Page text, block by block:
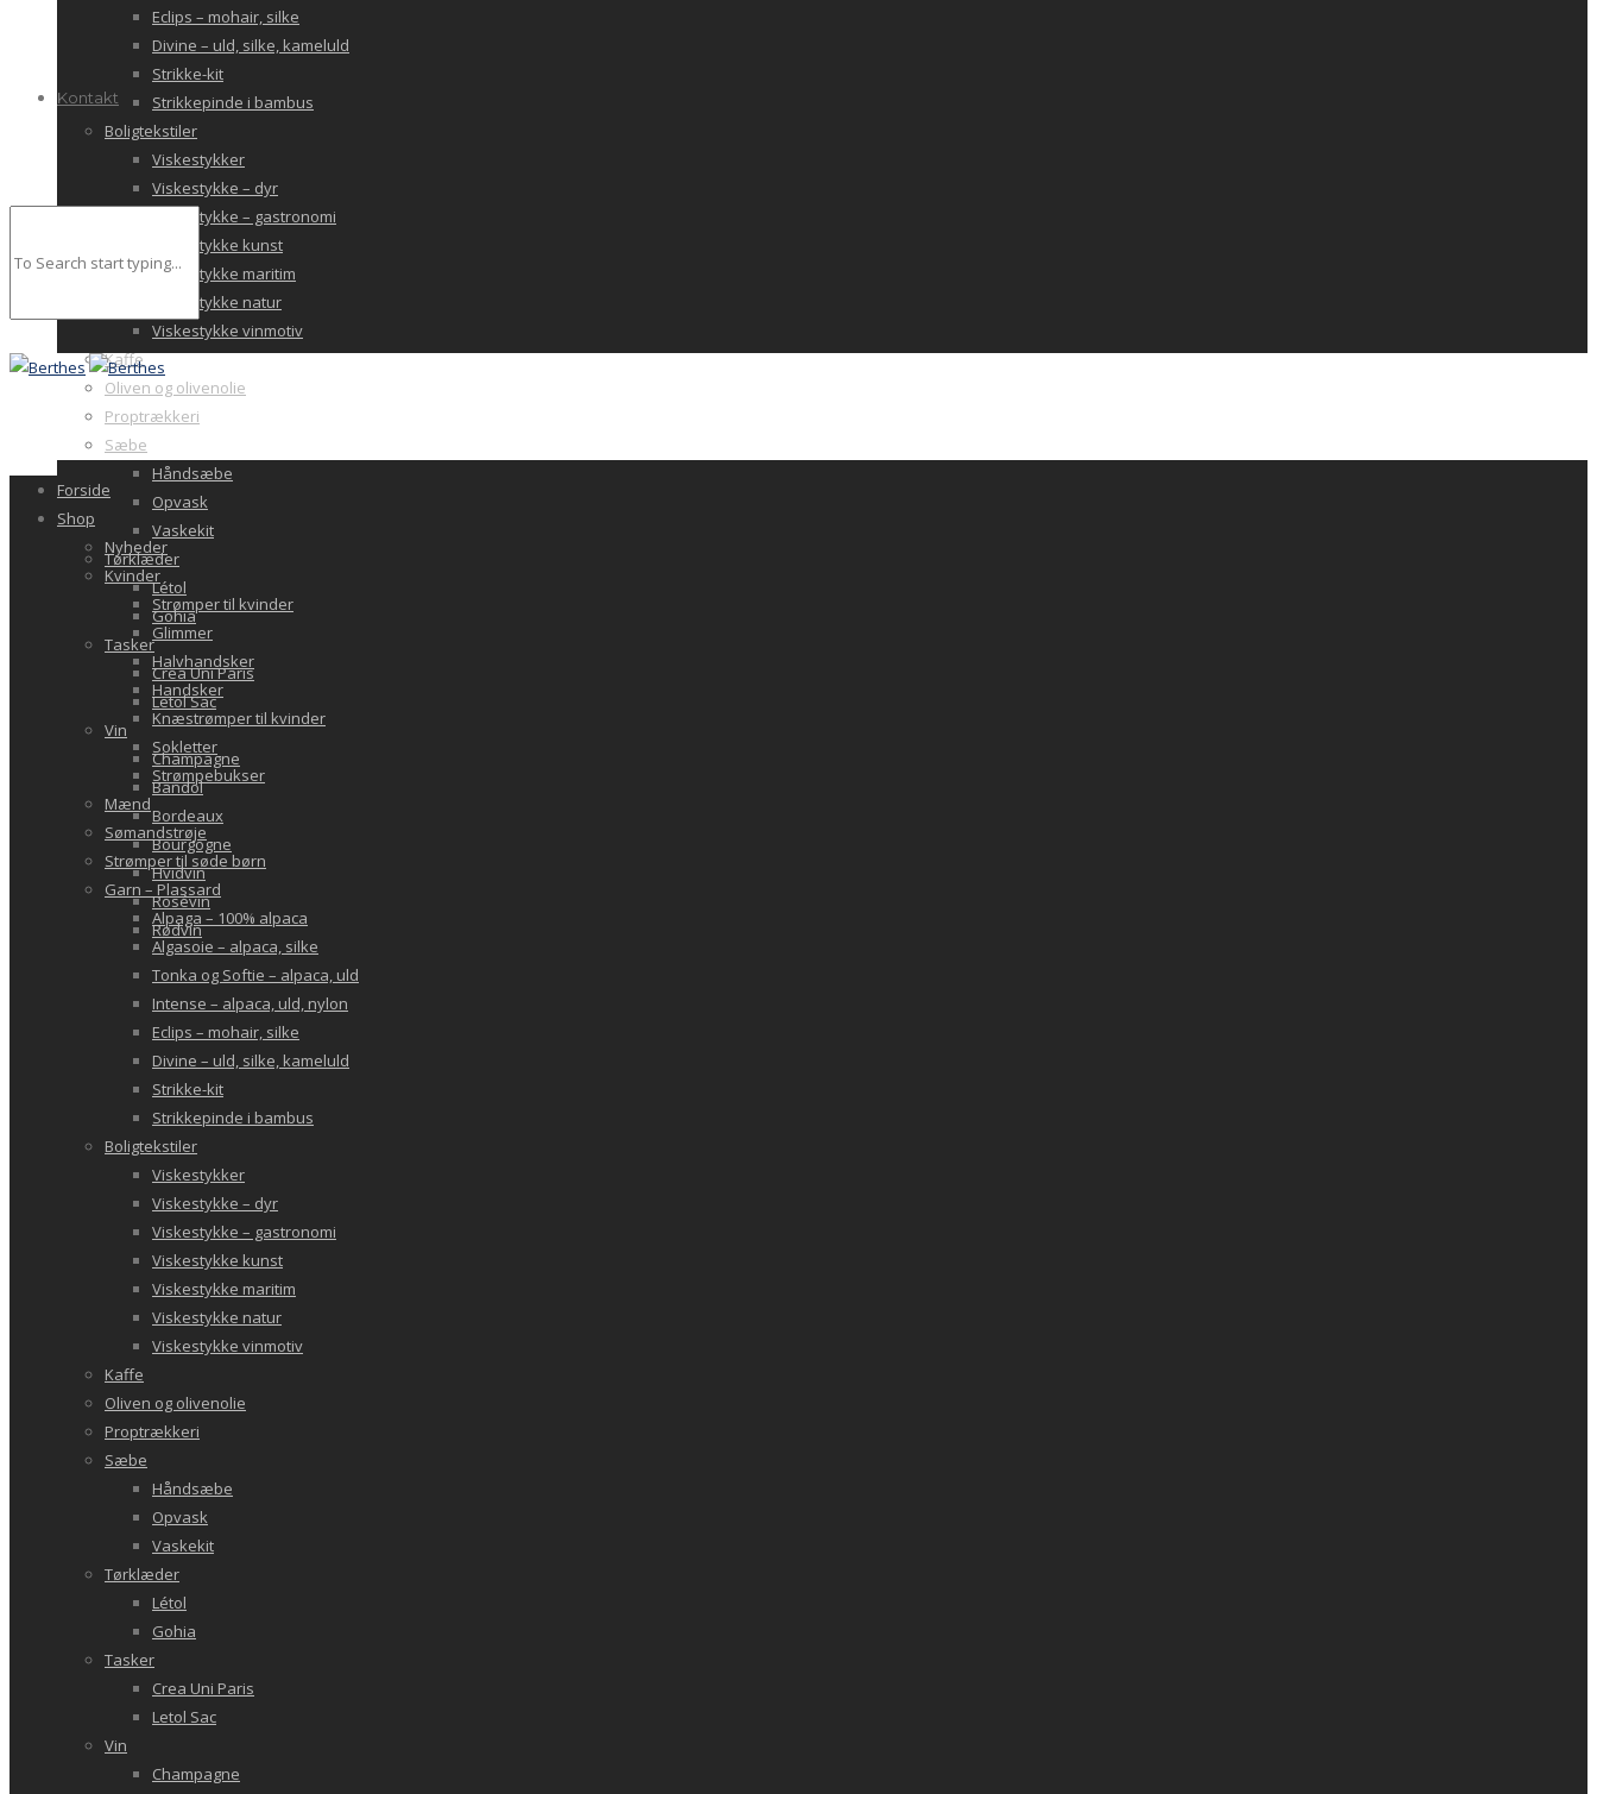
Eclips – mohair, silke
Divine – uld, silke, kameluld
Strikke-kit
Strikkepinde i bambus
Boligtekstiler
Viskestykker
Viskestykke – dyr
Viskestykke – gastronomi
Viskestykke kunst
Viskestykke maritim
Viskestykke natur
Viskestykke vinmotiv
Kaffe
Oliven og olivenolie
Proptrækkeri
Sæbe
Håndsæbe
Opvask
Vaskekit
Tørklæder
Létol
Gohia
Tasker
Crea Uni Paris
Letol Sac
Vin
Champagne
Bandol
Bordeaux
Bourgogne
Hvidvin
Rosévin
Rødvin
Kontakt
Forside
Shop
Nyheder
Kvinder
Strømper til kvinder
Glimmer
Halvhandsker
Handsker
Knæstrømper til kvinder
Sokletter
Strømpebukser
Mænd
Sømandstrøje
Strømper til søde børn
Garn – Plassard
Alpaga – 100% alpaca
Algasoie – alpaca, silke
Tonka og Softie – alpaca, uld
Intense – alpaca, uld, nylon
Eclips – mohair, silke
Divine – uld, silke, kameluld
Strikke-kit
Strikkepinde i bambus
Boligtekstiler
Viskestykker
Viskestykke – dyr
Viskestykke – gastronomi
Viskestykke kunst
Viskestykke maritim
Viskestykke natur
Viskestykke vinmotiv
Kaffe
Oliven og olivenolie
Proptrækkeri
Sæbe
Håndsæbe
Opvask
Vaskekit
Tørklæder
Létol
Gohia
Tasker
Crea Uni Paris
Letol Sac
Vin
Champagne